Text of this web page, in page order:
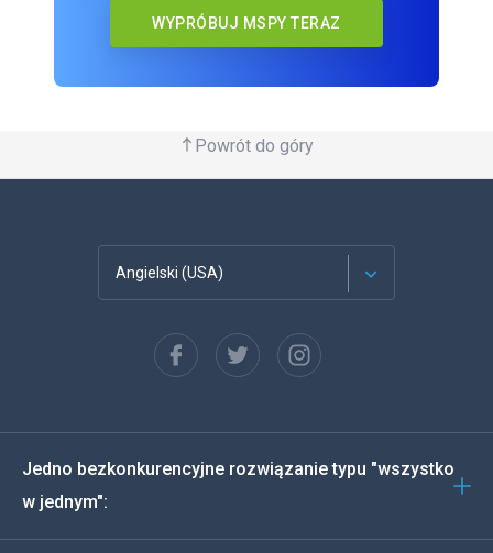
WYPRÓBUJ MSPY TERAZ
Powrót do góry
Angielski (USA)
Español
Deutsch
Włoski
Jedno bezkonkurencyjne rozwiązanie typu "wszystko
w jednym":